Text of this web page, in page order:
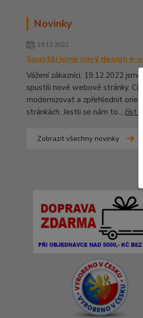
Novinky
19.12.2022
Spustili jsme nový design e-
Vážení zákazníci, 19.12.2022 jsme
spustili nové webové stránky.
modernizovat a zpřehlednit
stránkách. Jestli se nám to... číst
Zobrazit všechny novinky